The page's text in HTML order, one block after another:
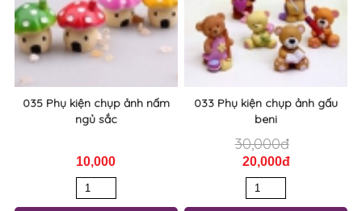
035 Phụ kiện chụp ảnh nấm
ngủ sắc
10,000
033 Phụ kiện chụp ảnh gấu
beni
30,000đ
20,000đ